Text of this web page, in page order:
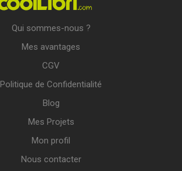
Qui sommes-nous ?
Mes avantages
CGV
Politique de Confidentialité
Blog
Mes Projets
Mon profil
Nous contacter